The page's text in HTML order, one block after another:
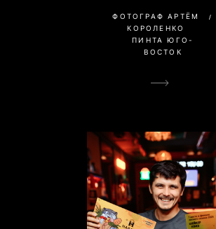
ФОТОГРАФ АРТЁМ
КОРОЛЕНКО
ПИНТА ЮГО-
ВОСТОК